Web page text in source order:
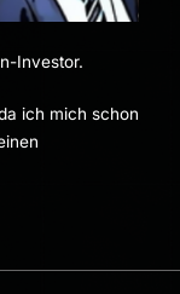
Investor.
ich mich schon